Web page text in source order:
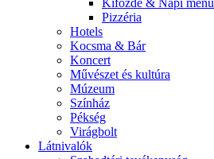
Kifőzde & Napi menü
Pizzéria
Hotels
Kocsma & Bár
Koncert
Művészet és kultúra
Múzeum
Színház
Pékség
Virágbolt
Látnivalók